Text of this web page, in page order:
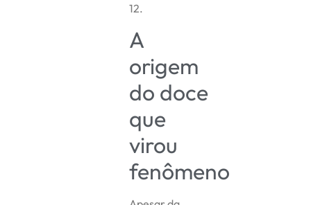
12.
A
origem
do doce
que
virou
fenômeno